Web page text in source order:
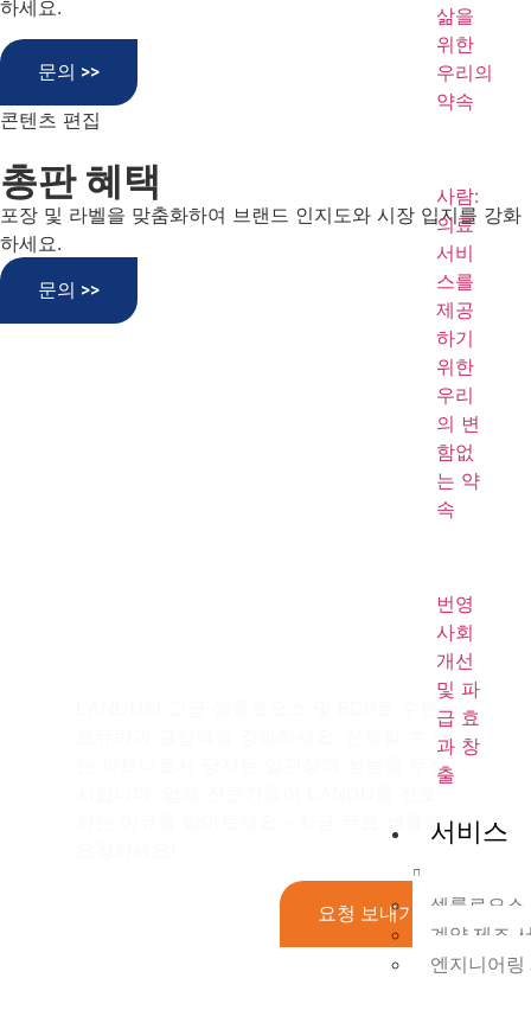
삶을
위한
우리의
약속
사람:
의료
서비
스를
제공
하기
위한
우리
의 변
함없
는 약
속
번영
사회
개선
및 파
급 효
과 창
출
서비스
셀룰로오스
계약 제조
엔지니어링
하세요.
문의 >>
콘텐츠 편집
총판 혜택
포장 및 라벨을 맞춤화하여 브랜드 인지도와 시장 입지를 강화
하세요.
문의 >>
LANDU의 셀룰로오스
보유력과 결합력을 강화하세요. 신뢰할 수 있
는 파트너로서 당사는 일관성과 성능을 우선
하는 이유를 알아보세요 - 지금 무료 샘플을
요청 보내기